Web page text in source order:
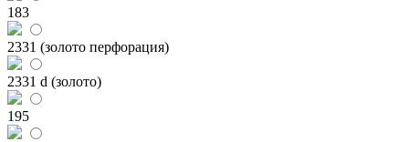
183
2331 (золото перфорация)
2331 d (золото)
195